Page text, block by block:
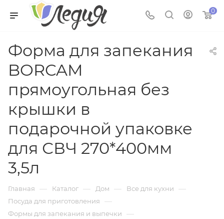
0
Форма для запекания
BORCAM
прямоугольная без
крышки в
подарочной упаковке
для СВЧ 270*400мм
3,5л
Главная — Каталог — Дом — Все для кухни —
Посуда для приготовления —
Формы для запекания и выпечки —